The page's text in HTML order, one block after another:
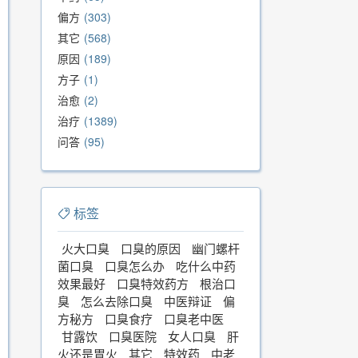
偏方 303
其它 568
原因 189
方子 1
治愈 2
治疗 1389
问答 95
标签
火大口臭 口臭的原因
幽门螺杆
菌口臭
口臭怎么办
吃什么中药
效果最好
口臭特效药方
根治口
臭
怎么去除口臭 中医辩证
偏
方秘方
口臭食疗
口臭老中医
甘露饮
口臭医院 女人口臭
肝
火还是胃火
其它 特效药 中老